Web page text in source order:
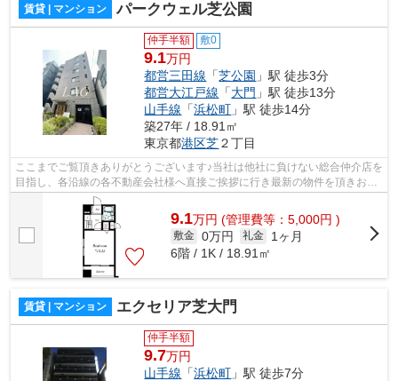
賃貸 | マンション パークウェル芝公園
仲手半額 敷0
9.1万円
都営三田線 「芝公園 」駅 徒歩3分
都営大江戸線 「大門 」駅 徒歩13分
山手線 「浜松町 」駅 徒歩14分
築27年 / 18.91㎡
東京都港区芝２丁目
ここまでご覧頂きありがとうございます♪当社は他社に負けない総合仲介店を
目指し、各沿線の各不動産会社様へ直接ご挨拶に行き最新の物件を頂きお客
様へ提供しております！最新の情報は...
9.1万円 (管理費等：5,000円 )
敷金 0万円 礼金
1ヶ月
6階 / 1K / 18.91㎡
賃貸 | マンション エクセリア芝大門
仲手半額
9.7万円
山手線 「浜松町 」駅 徒歩7分